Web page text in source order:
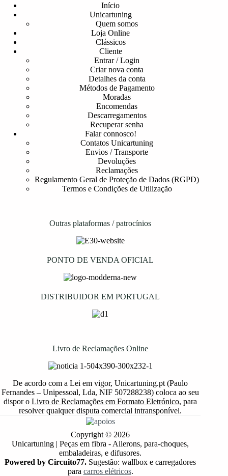
Início
Unicartuning
Quem somos
Loja Online
Clássicos
Cliente
Entrar / Login
Criar nova conta
Detalhes da conta
Métodos de Pagamento
Moradas
Encomendas
Descarregamentos
Recuperar senha
Falar connosco!
Contatos Unicartuning
Envios / Transporte
Devoluções
Reclamações
Regulamento Geral de Proteção de Dados (RGPD)
Termos e Condições de Utilização
Outras plataformas / patrocínios
PONTO DE VENDA OFICIAL
DISTRIBUIDOR EM PORTUGAL
Livro de Reclamações Online
De acordo com a Lei em vigor, Unicartuning.pt (Paulo
Fernandes – Unipessoal, Lda, NIF 507288238) coloca ao seu
dispor oLivro de Reclamações em Formato Eletrónico, para
resolver qualquer disputa comercial intransponível.
Copyright © 2026
Unicartuning | Peças em fibra - Ailerons, para-choques,
embaladeiras, e difusores.
Powered by Circuito77. Sugestão: wallbox e carregadores
para carros elétricos.